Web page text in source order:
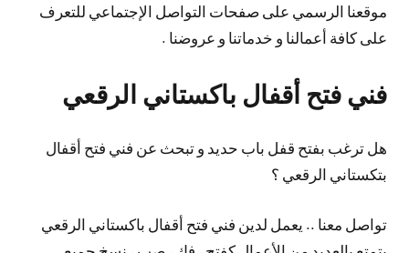
موقعنا الرسمي على صفحات التواصل الإجتماعي للتعرف
على كافة أعمالنا و خدماتنا و عروضنا .
فني فتح أقفال باكستاني الرقعي
هل ترغب بفتح قفل باب حديد و تبحث عن فني فتح أقفال
بتكستاني الرقعي ؟
تواصل معنا .. يعمل لدين فني فتح أقفال باكستاني الرقعي